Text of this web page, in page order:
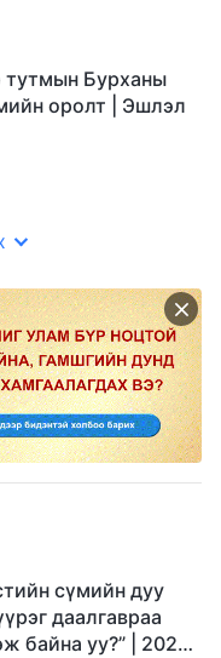
тутмын Бурханы
оролт | Эшлэл
сүмийн дуу
даалгавраа
байна уу?” | 2026